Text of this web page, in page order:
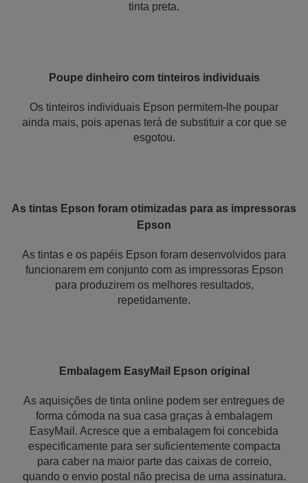
tinta preta.
Poupe dinheiro com tinteiros individuais
Os tinteiros individuais Epson permitem-lhe poupar
ainda mais, pois apenas terá de substituir a cor que se
esgotou.
As tintas Epson foram otimizadas para as impressoras
Epson
As tintas e os papéis Epson foram desenvolvidos para
funcionarem em conjunto com as impressoras Epson
para produzirem os melhores resultados,
repetidamente.
Embalagem EasyMail Epson original
As aquisições de tinta online podem ser entregues de
forma cómoda na sua casa graças à embalagem
EasyMail. Acresce que a embalagem foi concebida
especificamente para ser suficientemente compacta
para caber na maior parte das caixas de correio,
quando o envio postal não precisa de uma assinatura.